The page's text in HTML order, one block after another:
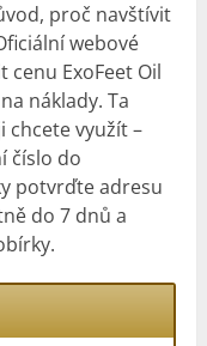
proč navštívit
webové
ExoFeet Oil
náklady. Ta
chcete využít –
číslo do
potvrďte adresu
do 7 dnů a